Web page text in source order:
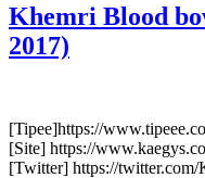
Khemri Blood
2017)
[Tipee]https://
[Site] https://
[Twitter] https://